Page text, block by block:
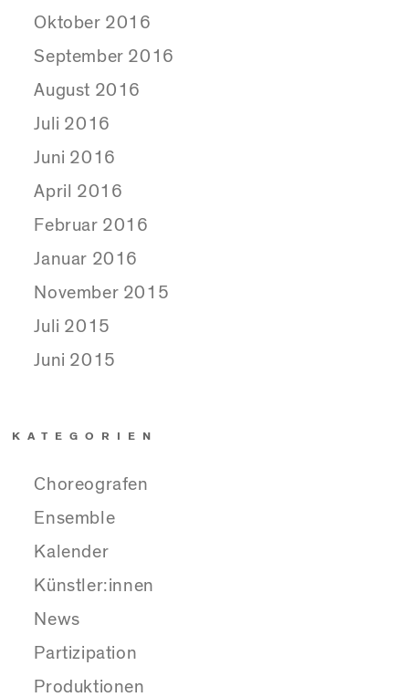
Oktober 2016
September 2016
August 2016
Juli 2016
Juni 2016
April 2016
Februar 2016
Januar 2016
November 2015
Juli 2015
Juni 2015
KATEGORIEN
Choreografen
Ensemble
Kalender
Künstler:innen
News
Partizipation
Produktionen